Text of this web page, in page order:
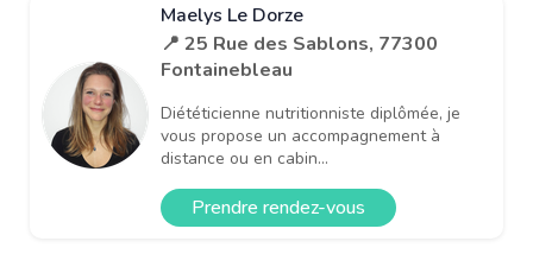
Maelys Le Dorze
📍 25 Rue des Sablons, 77300
Fontainebleau
Diététicienne nutritionniste diplômée, je
vous propose un accompagnement à
distance ou en cabin...
Prendre rendez-vous